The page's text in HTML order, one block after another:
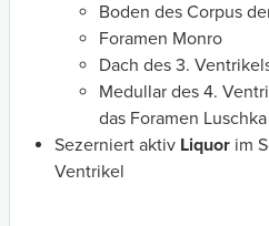
Boden des Corpus
Foramen Monro
Dach des 3.
Medullar des 4.
das Foramen Luschka
Sezerniert aktiv Liquor im
Ventrikel